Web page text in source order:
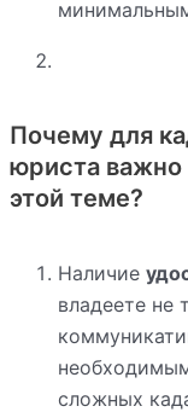
Почему для
юриста важно
этой теме?
Наличие
владеете не
сложных